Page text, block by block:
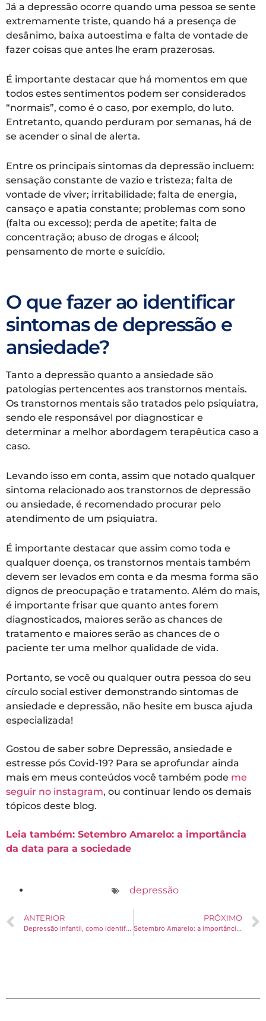
Já a depressão ocorre quando uma pessoa se sente
extremamente triste, quando há a presença de
desânimo, baixa autoestima e falta de vontade de
fazer coisas que antes lhe eram prazerosas.
É importante destacar que há momentos em que
todos estes sentimentos podem ser considerados
“normais”, como é o caso, por exemplo, do luto.
Entretanto, quando perduram por semanas, há de
se acender o sinal de alerta.
Entre os principais sintomas da depressão incluem:
sensação constante de vazio e tristeza; falta de
vontade de viver; irritabilidade; falta de energia,
cansaço e apatia constante; problemas com sono
(falta ou excesso); perda de apetite; falta de
concentração; abuso de drogas e álcool;
pensamento de morte e suicídio.
O que fazer ao identificar
sintomas de depressão e
ansiedade?
Tanto a depressão quanto a ansiedade são
patologias pertencentes aos transtornos mentais.
Os transtornos mentais são tratados pelo psiquiatra,
sendo ele responsável por diagnosticar e
determinar a melhor abordagem terapêutica caso a
caso.
Levando isso em conta, assim que notado qualquer
sintoma relacionado aos transtornos de depressão
ou ansiedade, é recomendado procurar pelo
atendimento de um psiquiatra.
É importante destacar que assim como toda e
qualquer doença, os transtornos mentais também
devem ser levados em conta e da mesma forma são
dignos de preocupação e tratamento. Além do mais,
é importante frisar que quanto antes forem
diagnosticados, maiores serão as chances de
tratamento e maiores serão as chances de o
paciente ter uma melhor qualidade de vida.
Portanto, se você ou qualquer outra pessoa do seu
círculo social estiver demonstrando sintomas de
ansiedade e depressão, não hesite em busca ajuda
especializada!
Gostou de saber sobre Depressão, ansiedade e
estresse pós Covid-19? Para se aprofundar ainda
mais em meus conteúdos você também pode me
seguir no instagram, ou continuar lendo os demais
tópicos deste blog.
Leia também: Setembro Amarelo: a importância
da data para a sociedade
depressão
ANTERIOR
Depressão infantil, como identificar?
PRÓXIMO
Setembro Amarelo: a importância da data para a sociedade